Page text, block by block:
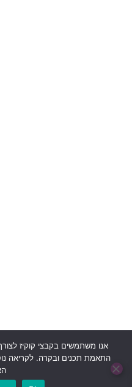
כל הזכויות שמורות © 2024 לעמותת
אנו משתמשים בקבצי קוקיז לצורך
התאמת תכנים ובקרה. לקריאה